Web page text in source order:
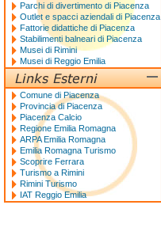
Parchi di divertimento di Piacenza
Outlet e spacci aziendali di Piacenza
Fattorie didattiche di Piacenza
Stabilimenti balneari di Piacenza
Musei di Rimini
Musei di Reggio Emilia
Comune di Piacenza
Provincia di Piacenza
Piacenza Calcio
Regione Emilia Romagna
ARPA Emilia Romagna
Emilia Romagna Turismo
Scoprire Ferrara
Turismo a Rimini
Rimini Turismo
IAT Reggio Emilia